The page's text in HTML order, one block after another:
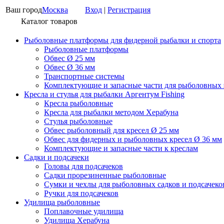
Ваш городМосква Вход | Регистрация
Каталог товаров
Рыболовные платформы для фидерной рыбалки и спорта
Рыболовные платформы
Обвес Ø 25 мм
Обвес Ø 36 мм
Транспортные системы
Комплектующие и запасные части для рыболовных
Кресла и стулья для рыбалки Аргентум Fishing
Кресла рыболовные
Кресла для рыбалки методом Херабуна
Стулья рыболовные
Обвес рыболовный для кресел Ø 25 мм
Обвес для фидерных и рыболовных кресел Ø 36 мм
Комплектующие и запасные части к креслам
Садки и подсачеки
Головы для подсачеков
Садки прорезиненные рыболовные
Сумки и чехлы для рыболовных садков и
Ручки для подсачеков
Удилища рыболовные
Поплавочные удилища
Удилища Херабуна